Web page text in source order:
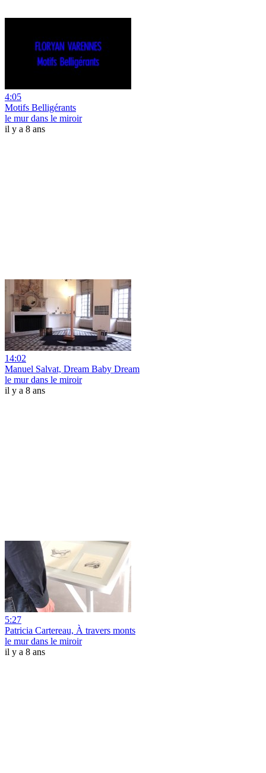
4:05
Motifs Belligérants
le mur dans le miroir
il y a 8 ans
14:02
Manuel Salvat, Dream Baby Dream
le mur dans le miroir
il y a 8 ans
5:27
Patricia Cartereau, À travers monts
le mur dans le miroir
il y a 8 ans